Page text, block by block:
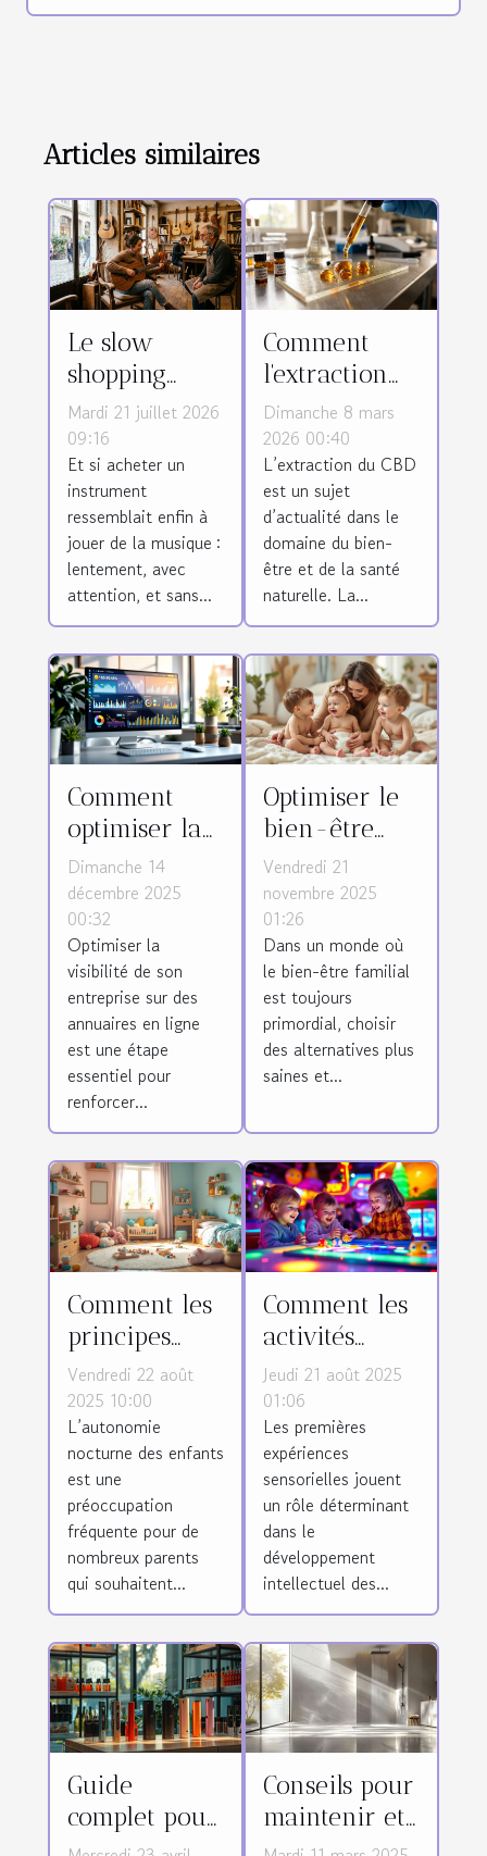
Articles similaires
Le slow
shopping
prend-il
racine dans
le monde des
instruments ?
Mardi 21 juillet 2026
09:16
Et si acheter un
instrument
ressemblait enfin à
jouer de la musique :
lentement, avec
attention, et sans...
Comment
l'extraction
affecte-t-elle
la qualité du
CBD ?
Dimanche 8 mars
2026 00:40
L’extraction du CBD
est un sujet
d’actualité dans le
domaine du bien-
être et de la santé
naturelle. La...
Comment
optimiser la
visibilité de
votre
entreprise
sur des
annuaires en
ligne ?
Dimanche 14
décembre 2025
00:32
Optimiser la
visibilité de son
entreprise sur des
annuaires en ligne
est une étape
essentiel pour
renforcer...
Optimiser le
bien-être
familial avec
des couches
biologiques
sur
abonnement
Vendredi 21
novembre 2025
01:26
Dans un monde où
le bien-être familial
est toujours
primordial, choisir
des alternatives plus
saines et...
Comment les
principes
Montessori
favorisent-ils
l'autonomie
nocturne des
enfants ?
Vendredi 22 août
2025 10:00
L’autonomie
nocturne des enfants
est une
préoccupation
fréquente pour de
nombreux parents
qui souhaitent...
Comment les
activités
sensorielles
précoces
façonnent
l'intelligence
des enfants ?
Jeudi 21 août 2025
01:06
Les premières
expériences
sensorielles jouent
un rôle déterminant
dans le
développement
intellectuel des...
Guide
complet pour
choisir une
Conseils pour
maintenir et
nettoyer